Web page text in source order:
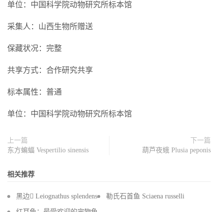
单位：中国科学院动物研究所标本馆
采集人：山西生物所赠送
保藏状况：完整
共享方式：合作研究共享
标本属性：普通
单位：中国科学院动物研究所标本馆
上一篇
东方蝙蝠 Vespertilio sinensis
下一篇
葫芦夜蛾 Plusia peponis
相关推荐
黑边 Leiognathus splendens 勒氏石首鱼 Sciaena russelli